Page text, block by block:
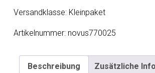
M12x1,5
Menge
Versandklasse: Kleinpaket
Artikelnummer: novus770025
Beschreibung Zusätzliche